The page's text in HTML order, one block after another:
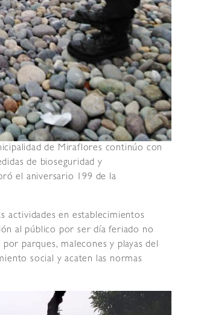
de Miraflores continúo con
de bioseguridad y
el aniversario 199 de la
actividades en establecimientos
al público por ser día feriado no
parques, malecones y playas del
social y acaten las normas